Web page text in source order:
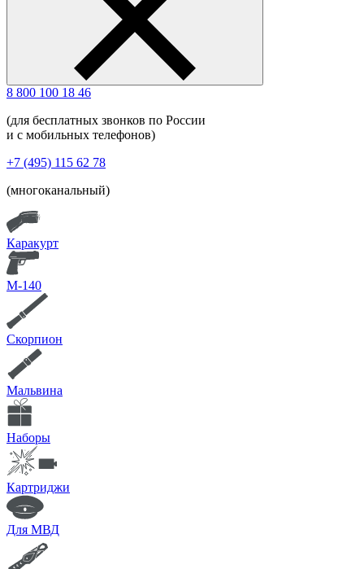
8 800 100 18 46
(для бесплатных звонков по России
и с мобильных телефонов)
+7 (495) 115 62 78
(многоканальный)
Каракурт
М-140
Скорпион
Мальвина
Наборы
Картриджи
Для МВД